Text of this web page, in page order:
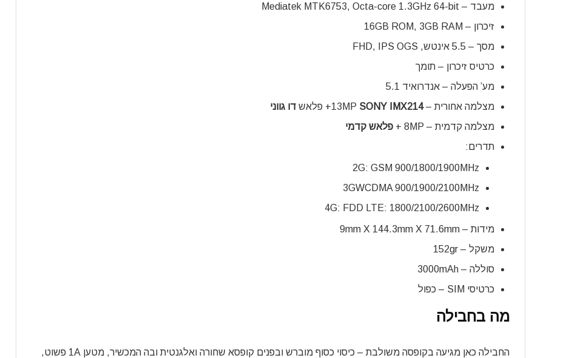
מעבד – Mediatek MTK6753, Octa-core 1.3GHz 64-bit
זיכרון – 16GB ROM, 3GB RAM
מסך – 5.5 אינטש, FHD, IPS OGS
כרטיס זיכרון – תומך
מע’ הפעלה – אנדרואיד 5.1
מצלמה אחורית – 13MPSONY IMX214 + פלאש דו גווני
מצלמה קדמית – 8MP +
פלאש קדמי
תדרים:
2G: GSM 900/1800/1900MHz
3GWCDMA 900/1900/2100MHz
4G: FDD LTE: 1800/2100/2600MHz
מידות – 9mm X 144.3mm X 71.6mm
משקל – 152gr
סוללה – 3000mAh
כרטיסי SIM – כפול
מה בחבילה
החבילה כאן מגיעה בקופסה משולבת – כיסוי כסוף מוברש ובפנים קופסא שחורה ואלגנטית ובה המכשיר, מטען 1A פשוט,